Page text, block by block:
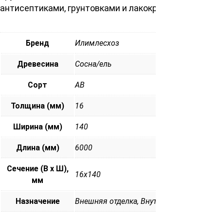
антисептиками, грунтовками и лакокрасочными
Бренд Илимлесхоз
Древесина Сосна/ель
Сорт АВ
Толщина (мм) 16
Ширина (мм) 140
Длина (мм) 6000
Сечение (В х Ш),
мм
16х140
Назначение Внешняя отделка, Внутренняя отделка